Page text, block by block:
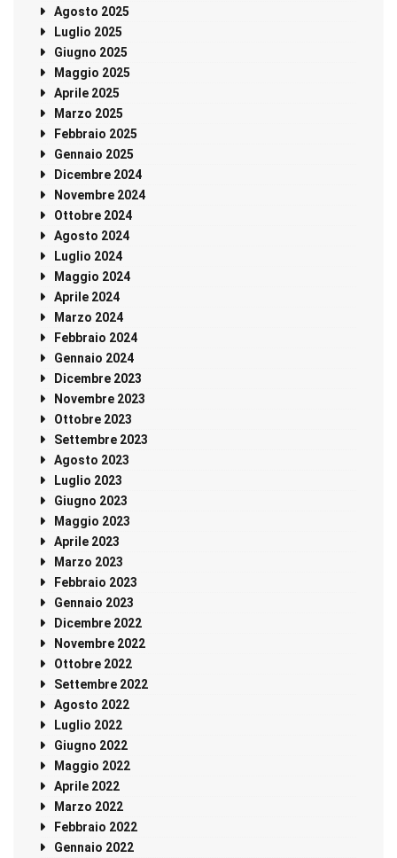
Agosto 2025
Luglio 2025
Giugno 2025
Maggio 2025
Aprile 2025
Marzo 2025
Febbraio 2025
Gennaio 2025
Dicembre 2024
Novembre 2024
Ottobre 2024
Agosto 2024
Luglio 2024
Maggio 2024
Aprile 2024
Marzo 2024
Febbraio 2024
Gennaio 2024
Dicembre 2023
Novembre 2023
Ottobre 2023
Settembre 2023
Agosto 2023
Luglio 2023
Giugno 2023
Maggio 2023
Aprile 2023
Marzo 2023
Febbraio 2023
Gennaio 2023
Dicembre 2022
Novembre 2022
Ottobre 2022
Settembre 2022
Agosto 2022
Luglio 2022
Giugno 2022
Maggio 2022
Aprile 2022
Marzo 2022
Febbraio 2022
Gennaio 2022